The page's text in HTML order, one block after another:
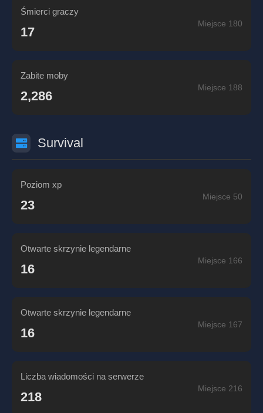
Śmierci graczy
17
Miejsce 180
Zabite moby
2,286
Miejsce 188
Survival
Poziom xp
23
Miejsce 50
Otwarte skrzynie legendarne
16
Miejsce 166
Otwarte skrzynie legendarne
16
Miejsce 167
Liczba wiadomości na serwerze
218
Miejsce 216